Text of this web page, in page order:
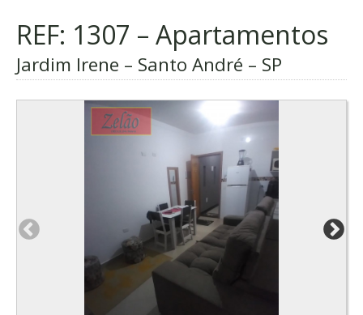
REF: 1307 – Apartamentos
Jardim Irene – Santo André – SP